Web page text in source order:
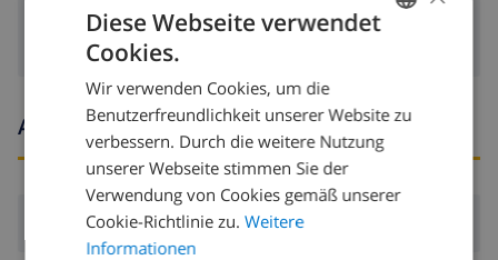
Ankunfts- und abfahrtszeiten
Ankunft:Ab 15:00 vor 22:00
DUTCH
SPANISH
GERMAN
Diese Webseite verwendet
Cookies.
Wir verwenden Cookies, um die
Benutzerfreundlichkeit unserer Website zu
verbessern. Durch die weitere Nutzung
unserer Webseite stimmen Sie der
Verwendung von Cookies gemäß unserer
Cookie-Richtlinie zu. Weitere
Informationen